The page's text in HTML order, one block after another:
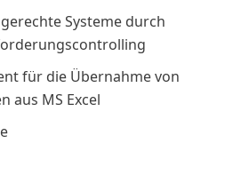
Systeme durch
für die Übernahme von
aus MS Excel